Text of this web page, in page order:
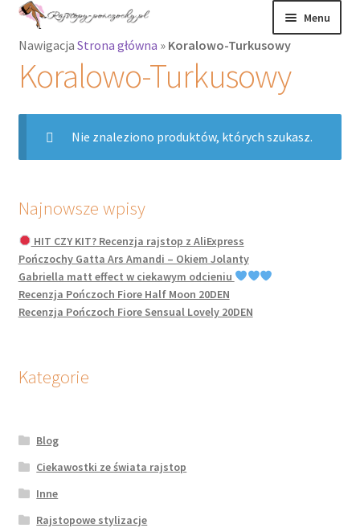
Przejdź
nawigacji
Przejdź
treści
Menu
Rajstopy
Rozwiń
menu
potomne
Pończochy i
zakolanówki
Podkolanówki i
skarpetki
Wszystkie
produkty
Nawigacja Strona główna » Koralowo-Turkusowy
Koralowo-Turkusowy
Nie znaleziono produktów, których szukasz.
Najnowsze wpisy
HIT CZY KIT? Recenzja rajstop z AliExpress
Pończochy Gatta Ars Amandi – Okiem Jolanty
Gabriella matt effect w ciekawym odcieniu
Recenzja Pończoch Fiore Half Moon 20DEN
Recenzja Pończoch Fiore Sensual Lovely 20DEN
Kategorie
Blog
Ciekawostki ze świata rajstop
Inne
Rajstopowe stylizacje